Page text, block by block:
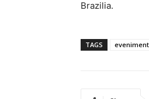
Brazilia.
TAGS